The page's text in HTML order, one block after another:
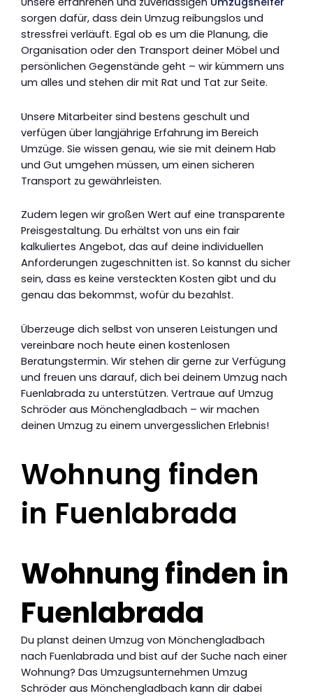
sorgen dafür, dass dein Umzug reibungslos und
stressfrei verläuft. Egal ob es um die Planung, die
Organisation oder den Transport deiner Möbel und
persönlichen Gegenstände geht – wir kümmern uns
um alles und stehen dir mit Rat und Tat zur Seite.
Unsere Mitarbeiter sind bestens geschult und
verfügen über langjährige Erfahrung im Bereich
Umzüge. Sie wissen genau, wie sie mit deinem Hab
und Gut umgehen müssen, um einen sicheren
Transport zu gewährleisten.
Zudem legen wir großen Wert auf eine transparente
Preisgestaltung. Du erhältst von uns ein fair
kalkuliertes Angebot, das auf deine individuellen
Anforderungen zugeschnitten ist. So kannst du sicher
sein, dass es keine versteckten Kosten gibt und du
genau das bekommst, wofür du bezahlst.
Überzeuge dich selbst von unseren Leistungen und
vereinbare noch heute einen kostenlosen
Beratungstermin. Wir stehen dir gerne zur Verfügung
und freuen uns darauf, dich bei deinem Umzug nach
Fuenlabrada zu unterstützen. Vertraue auf Umzug
Schröder aus Mönchengladbach – wir machen
deinen Umzug zu einem unvergesslichen Erlebnis!
Wohnung finden
in Fuenlabrada
Wohnung finden in
Fuenlabrada
Du planst deinen Umzug von Mönchengladbach
nach Fuenlabrada und bist auf der Suche nach einer
Wohnung? Das Umzugsunternehmen Umzug
Schröder aus Mönchengladbach kann dir dabei